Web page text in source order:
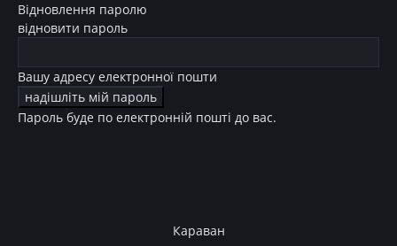
Відновлення паролю
відновити пароль
Вашу адресу електронної пошти
Пароль буде по електронній пошті до вас.
Караван